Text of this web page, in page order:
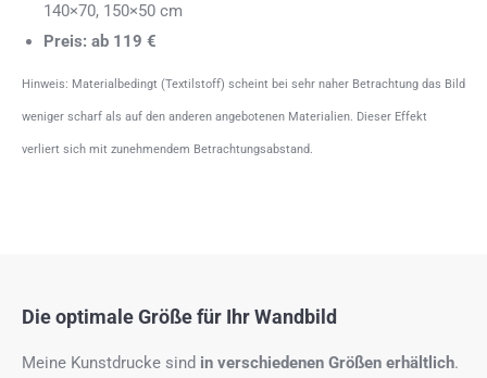
140×70, 150×50 cm
Preis: ab 119 €
Hinweis: Materialbedingt (Textilstoff) scheint bei sehr naher Betrachtung das Bild
weniger scharf als auf den anderen angebotenen Materialien. Dieser Effekt
verliert sich mit zunehmendem Betrachtungsabstand.
Die optimale Größe für Ihr Wandbild
Meine Kunstdrucke sind in verschiedenen Größen erhältlich.